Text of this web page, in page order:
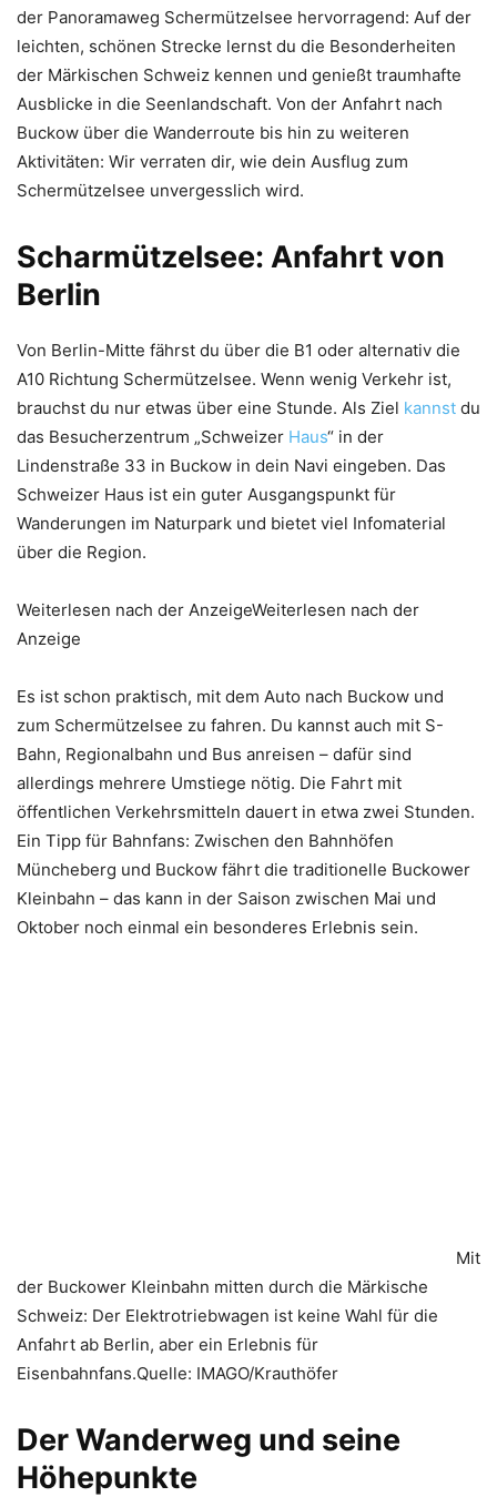
der Panoramaweg Schermützelsee hervorragend: Auf der
leichten, schönen Strecke lernst du die Besonderheiten
der Märkischen Schweiz kennen und genießt traumhafte
Ausblicke in die Seenlandschaft. Von der Anfahrt nach
Buckow über die Wanderroute bis hin zu weiteren
Aktivitäten: Wir verraten dir, wie dein Ausflug zum
Schermützelsee unvergesslich wird.
Scharmützelsee: Anfahrt von
Berlin
Von Berlin-Mitte fährst du über die B1 oder alternativ die
A10 Richtung Schermützelsee. Wenn wenig Verkehr ist,
brauchst du nur etwas über eine Stunde. Als Ziel kannst du
das Besucherzentrum „Schweizer Haus“ in der
Lindenstraße 33 in Buckow in dein Navi eingeben. Das
Schweizer Haus ist ein guter Ausgangspunkt für
Wanderungen im Naturpark und bietet viel Infomaterial
über die Region.
Weiterlesen nach der AnzeigeWeiterlesen nach der
Anzeige
Es ist schon praktisch, mit dem Auto nach Buckow und
zum Schermützelsee zu fahren. Du kannst auch mit S-
Bahn, Regionalbahn und Bus anreisen – dafür sind
allerdings mehrere Umstiege nötig. Die Fahrt mit
öffentlichen Verkehrsmitteln dauert in etwa zwei Stunden.
Ein Tipp für Bahnfans: Zwischen den Bahnhöfen
Müncheberg und Buckow fährt die traditionelle Buckower
Kleinbahn – das kann in der Saison zwischen Mai und
Oktober noch einmal ein besonderes Erlebnis sein.
Mit
der Buckower Kleinbahn mitten durch die Märkische
Schweiz: Der Elektrotriebwagen ist keine Wahl für die
Anfahrt ab Berlin, aber ein Erlebnis für
Eisenbahnfans.Quelle: IMAGO/Krauthöfer
Der Wanderweg und seine
Höhepunkte